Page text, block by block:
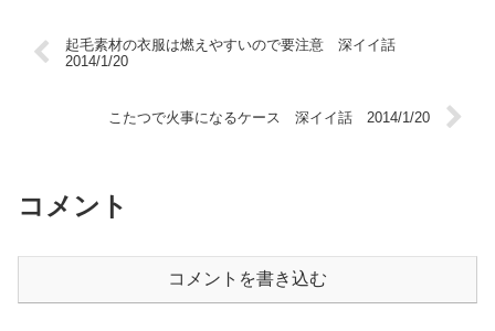
起毛素材の衣服は燃えやすいので要注意 深イイ話
2014/1/20
こたつで火事になるケース 深イイ話 2014/1/20
コメント
コメントを書き込む